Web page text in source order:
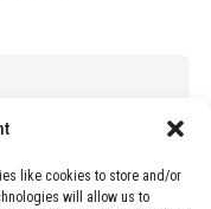
like cookies to store and/or
will allow us to